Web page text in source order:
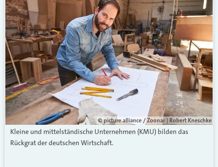
© picture alliance / Zoonar | Robert Kneschke
Kleine und mittelständische Unternehmen (KMU) bilden das
Rückgrat der deutschen Wirtschaft.